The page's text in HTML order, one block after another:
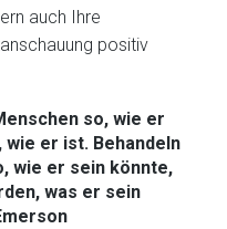
auch Ihre
positiv
so, wie er
wie er ist. Behandeln
wie er sein könnte,
was er sein